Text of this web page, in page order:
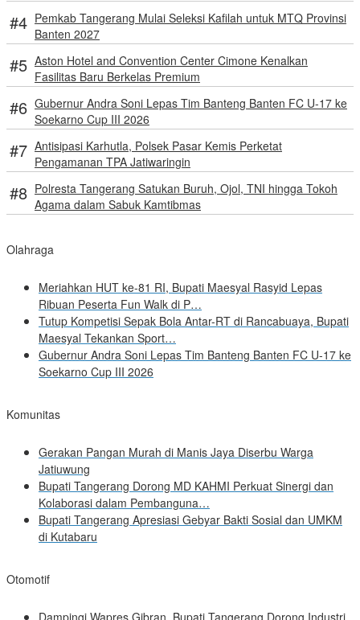
Pemkab Tangerang Mulai Seleksi Kafilah untuk MTQ Provinsi
Banten 2027
Aston Hotel and Convention Center Cimone Kenalkan
Fasilitas Baru Berkelas Premium
Gubernur Andra Soni Lepas Tim Banteng Banten FC U-17 ke
Soekarno Cup III 2026
Antisipasi Karhutla, Polsek Pasar Kemis Perketat
Pengamanan TPA Jatiwaringin
Polresta Tangerang Satukan Buruh, Ojol, TNI hingga Tokoh
Agama dalam Sabuk Kamtibmas
Olahraga
Meriahkan HUT ke-81 RI, Bupati Maesyal Rasyid Lepas
Ribuan Peserta Fun Walk di P…
Tutup Kompetisi Sepak Bola Antar-RT di Rancabuaya, Bupati
Maesyal Tekankan Sport…
Gubernur Andra Soni Lepas Tim Banteng Banten FC U-17 ke
Soekarno Cup III 2026
Komunitas
Gerakan Pangan Murah di Manis Jaya Diserbu Warga
Jatiuwung
Bupati Tangerang Dorong MD KAHMI Perkuat Sinergi dan
Kolaborasi dalam Pembanguna…
Bupati Tangerang Apresiasi Gebyar Bakti Sosial dan UMKM
di Kutabaru
Otomotif
Dampingi Wapres Gibran, Bupati Tangerang Dorong Industri